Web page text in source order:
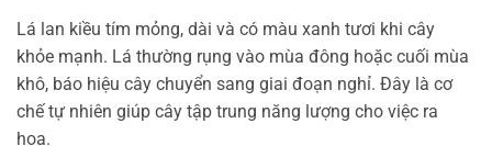
Lá lan kiều tím mỏng, dài và có màu xanh tươi khi cây
khỏe mạnh. Lá thường rụng vào mùa đông hoặc cuối mùa
khô, báo hiệu cây chuyển sang giai đoạn nghỉ. Đây là cơ
chế tự nhiên giúp cây tập trung năng lượng cho việc ra
hoa.